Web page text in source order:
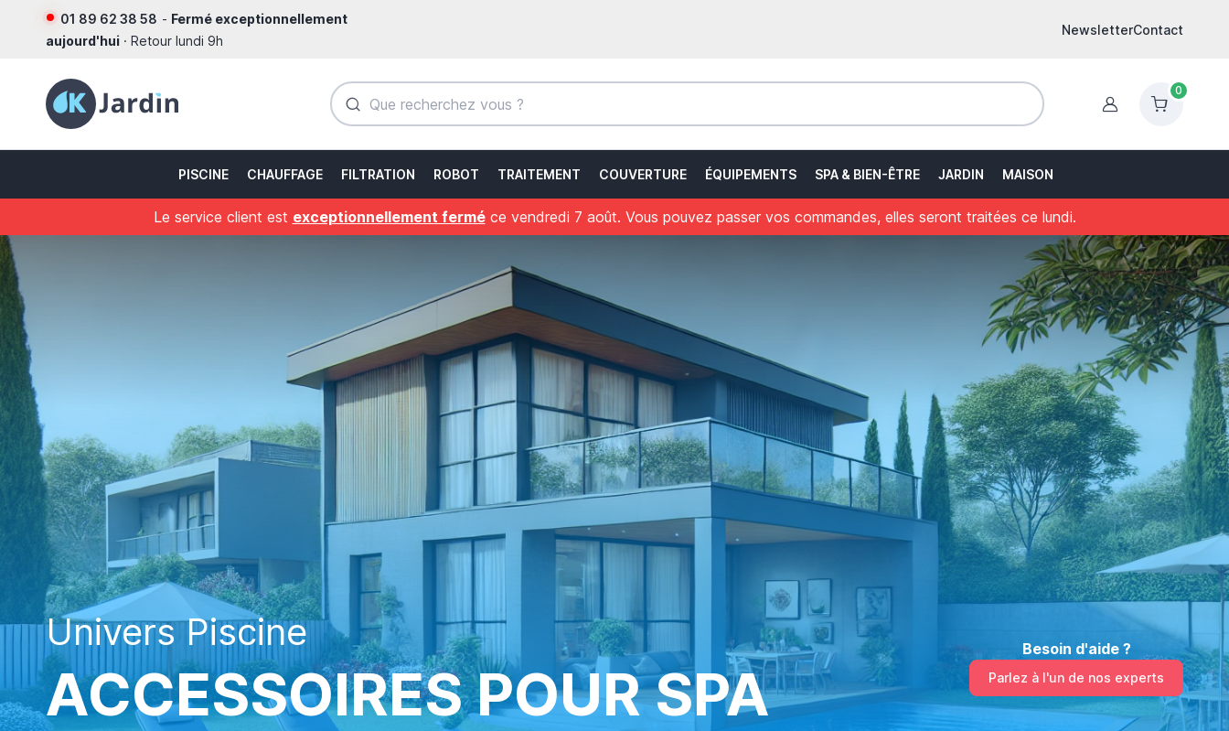
01 89 62 38 58 - Fermé exceptionnellement
aujourd'hui· Retour lundi 9h
NewsletterContact
Identification
0
PISCINE CHAUFFAGE FILTRATION ROBOT TRAITEMENT COUVERTURE ÉQUIPEMENTS SPA & BIEN-ÊTRE JARDIN MAISON
Le service client est exceptionnellement ferméce vendredi 7 août. Vous pouvez passer vos commandes, elles seront traitées ce lundi.
Univers Piscine
ACCESSOIRES POUR SPA
Besoin d'aide ?
Parlez à l'un de nos experts